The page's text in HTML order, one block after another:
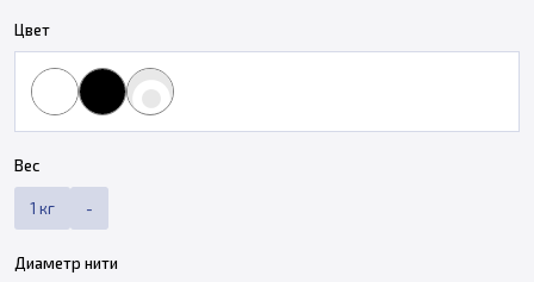
Цвет
Вес
1 кг -
Диаметр нити